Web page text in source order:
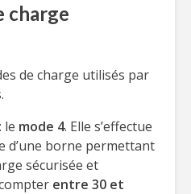
charge
de charge utilisés par
: le mode 4. Elle s’effectue
d’une borne permettant
sécurisée et
entre 30 et